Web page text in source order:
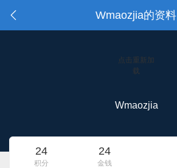
Wmaozjia的资料
点击重新加
载
Wmaozjia
24
积分
24
金钱